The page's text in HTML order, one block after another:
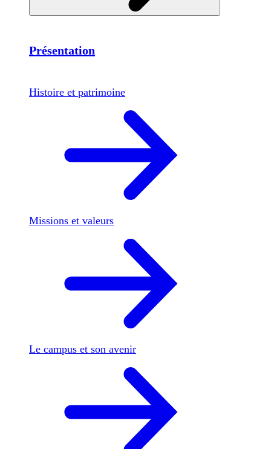
Présentation
Histoire et patrimoine
Missions et valeurs
Le campus et son avenir